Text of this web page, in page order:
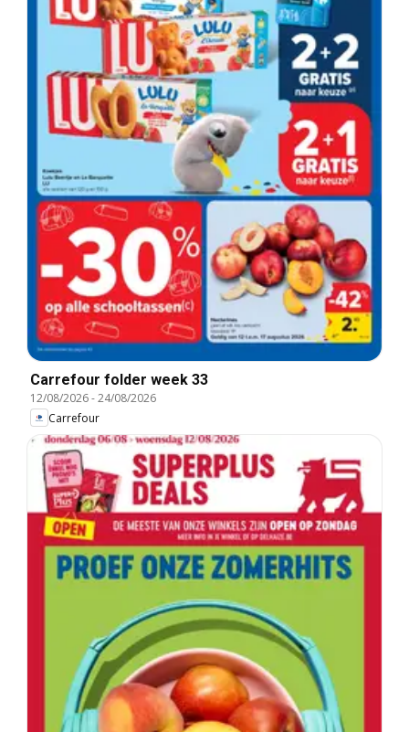
Carrefour folder week 33
12/08/2026-24/08/2026
Carrefour